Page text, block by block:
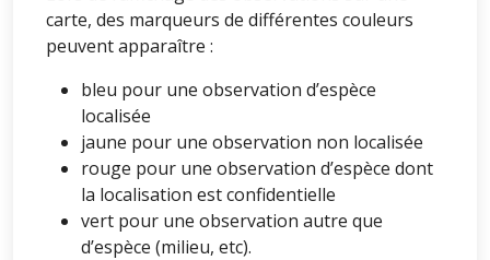
carte, des marqueurs de différentes couleurs
peuvent apparaître :
bleu pour une observation d’espèce
localisée
jaune pour une observation non localisée
rouge pour une observation d’espèce dont
la localisation est confidentielle
vert pour une observation autre que
d’espèce (milieu, etc).